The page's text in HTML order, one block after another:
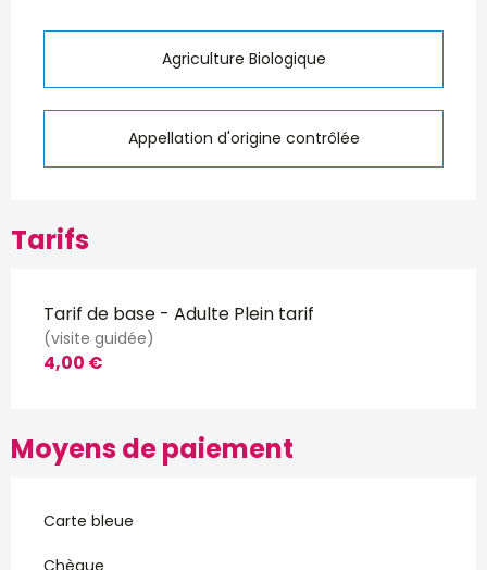
Agriculture Biologique
Appellation d'origine contrôlée
Tarifs
Tarif de base - Adulte Plein tarif
(visite guidée)
4,00 €
Moyens de paiement
Carte bleue